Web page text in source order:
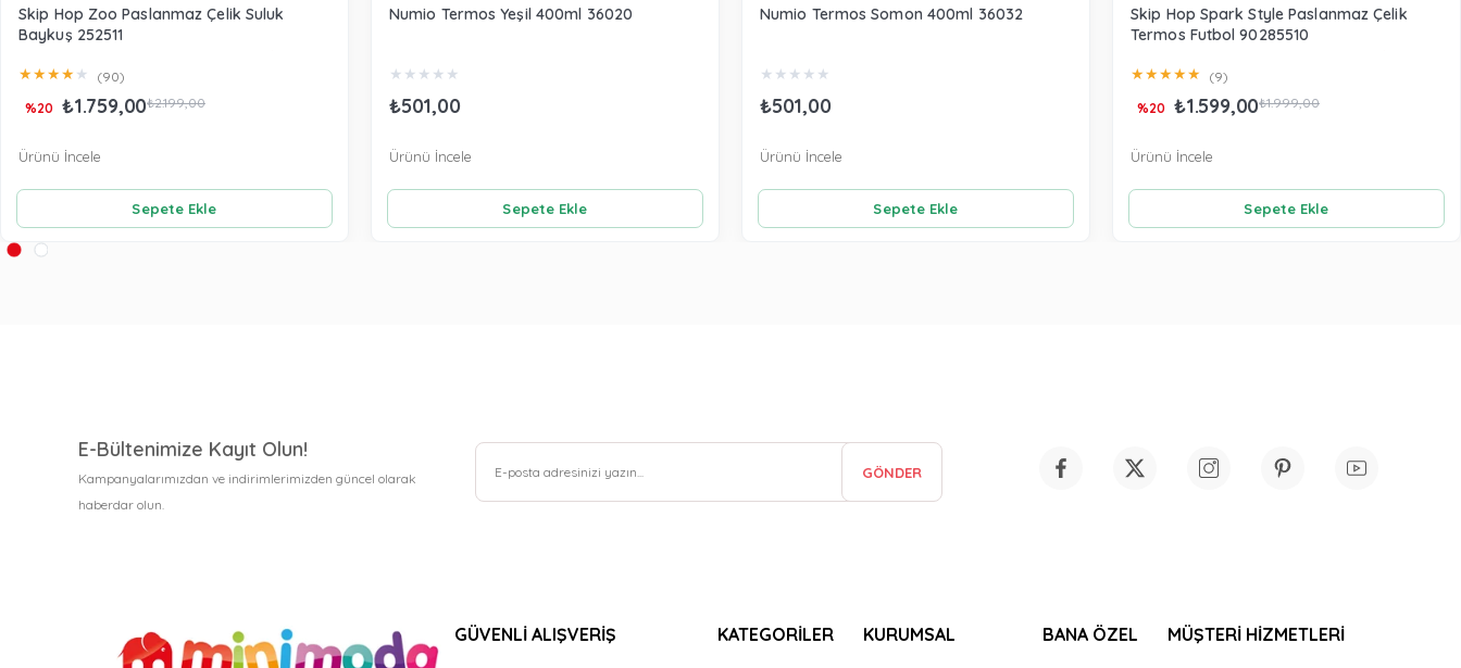
Skip Hop Zoo Paslanmaz Çelik Suluk
Baykuş 252511
★★★★★ (90)
₺1.759,00₺2.199,00
%20
Sepete Ekle
Ürünü İncele
Numio Termos Yeşil 400ml 36020
★ ★ ★ ★ ★
₺501,00
Sepete Ekle
Ürünü İncele
Numio Termos Somon 400ml 36032
★ ★ ★ ★ ★
₺501,00
Sepete Ekle
Ürünü İncele
Skip Hop Spark Style Paslanmaz Çelik
Termos Futbol 90285510
★★★★★ (9)
₺1.599,00₺1.999,00
%20
Sepete Ekle
Ürünü İncele
E-Bültenimize Kayıt Olun!
Kampanyalarımızdan ve indirimlerimizden güncel olarak
haberdar olun.
GÖNDER
GÜVENLİ ALIŞVERİŞ KATEGORİLER KURUMSAL BANA ÖZEL MÜŞTERİ HİZMETLERİ